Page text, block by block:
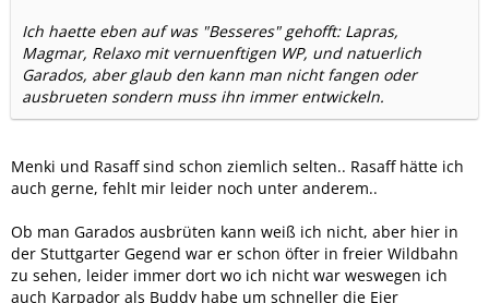
Ich haette eben auf was "Besseres" gehofft: Lapras,
Magmar, Relaxo mit vernuenftigen WP, und natuerlich
Garados, aber glaub den kann man nicht fangen oder
ausbrueten sondern muss ihn immer entwickeln.
Menki und Rasaff sind schon ziemlich selten.. Rasaff hätte ich
auch gerne, fehlt mir leider noch unter anderem..
Ob man Garados ausbrüten kann weiß ich nicht, aber hier in
der Stuttgarter Gegend war er schon öfter in freier Wildbahn
zu sehen, leider immer dort wo ich nicht war weswegen ich
auch Karpador als Buddy habe um schneller die Eier